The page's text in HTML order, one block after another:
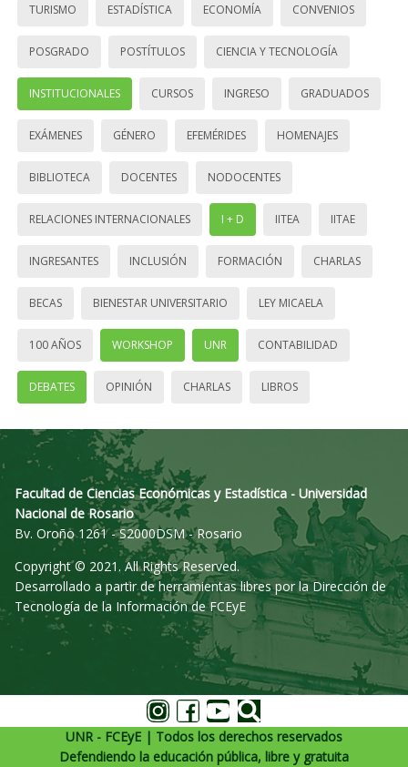
TURISMO ESTADÍSTICA ECONOMÍA CONVENIOS
POSGRADO POSTÍTULOS CIENCIA Y TECNOLOGÍA
INSTITUCIONALES CURSOS INGRESO GRADUADOS
EXÁMENES GÉNERO EFEMÉRIDES HOMENAJES
BIBLIOTECA DOCENTES NODOCENTES
RELACIONES INTERNACIONALES I + D IITEA IITAE
INGRESANTES INCLUSIÓN FORMACIÓN CHARLAS
BECAS BIENESTAR UNIVERSITARIO LEY MICAELA
100 AÑOS WORKSHOP UNR CONTABILIDAD
DEBATES OPINIÓN CHARLAS LIBROS
Facultad de Ciencias Económicas y Estadística - Universidad
Nacional de Rosario
Bv. Oroño 1261 - S2000DSM - Rosario
Copyright © 2021. All Rights Reserved.
Desarrollado a partir de herramientas libres por la Dirección de
Tecnología de la Información de FCEyE
UNR - FCEyE | Todos los derechos reservados
Defendiendo la educación pública, libre y gratuita